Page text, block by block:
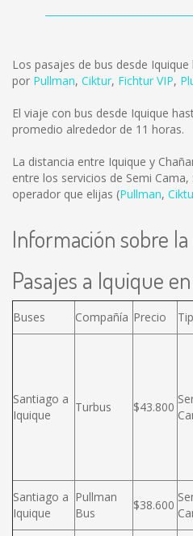
Los pasajes de bus desde
por Pullman, Ciktur, Fichtur VIP,
El viaje con bus desde Iquique
promedio alrededor de 11 horas.
La distancia entre Iquique y
entre los servicios de Semi
operador que elijas (Pullman,
Información sobre
Pasajes a Iquique
Buses Compañía Precio
Santiago a
Iquique
Turbus $43.800
Santiago a
Iquique
Pullman
Bus
$38.600